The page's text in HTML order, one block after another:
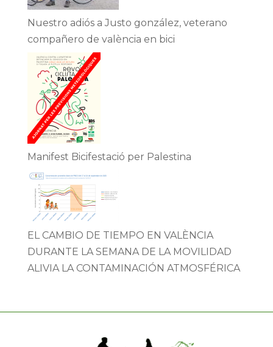
Nuestro adiós a Justo gonzález, veterano
compañero de valència en bici
Manifest Bicifestació per Palestina
EL CAMBIO DE TIEMPO EN VALÈNCIA
DURANTE LA SEMANA DE LA MOVILIDAD
ALIVIA LA CONTAMINACIÓN ATMOSFÉRICA